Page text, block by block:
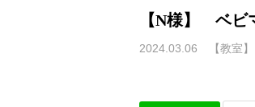
【N様】 ベビ
2024.03.06 【教室】